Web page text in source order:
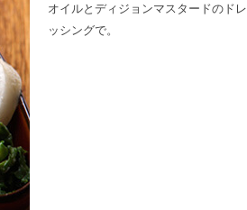
オイルとディジョンマスタードのドレ
ッシングで。